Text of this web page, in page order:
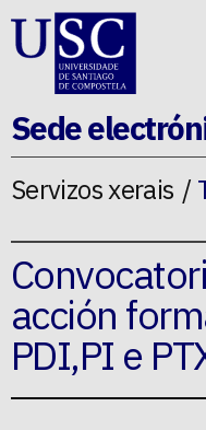
Ir ao contido da p�xina
Sede
Servizos xerais
acción
PDI,PI e